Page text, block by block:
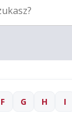
F G H I